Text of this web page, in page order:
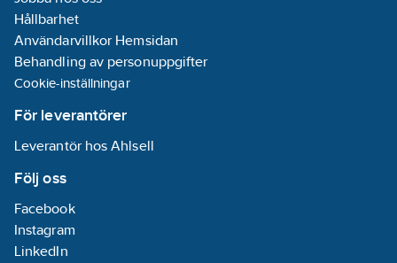
Hållbarhet
Användarvillkor Hemsidan
Behandling av personuppgifter
Cookie-inställningar
För leverantörer
Leverantör hos Ahlsell
Följ oss
Facebook
Instagram
LinkedIn